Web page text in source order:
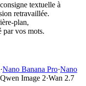
textuelle à
retravaillée.
plan,
vos mots.
·Nano Banana Pro·Nano
Qwen Image 2·Wan 2.7